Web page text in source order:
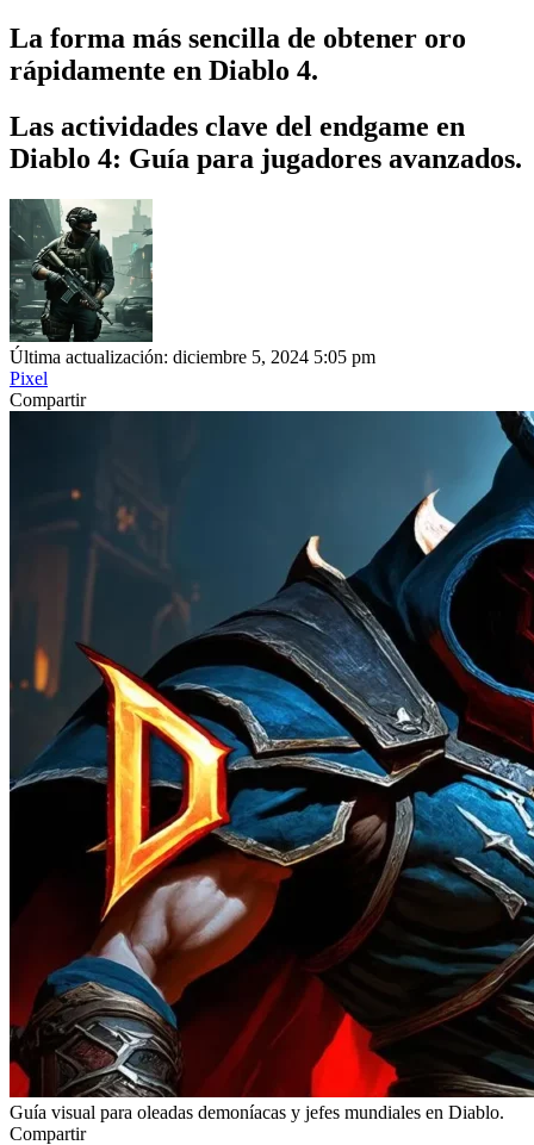
La forma más sencilla de obtener oro
rápidamente en Diablo 4.
Las actividades clave del endgame en
Diablo 4: Guía para jugadores avanzados.
Última actualización: diciembre 5, 2024 5:05 pm
Pixel
Compartir
Guía visual para oleadas demoníacas y jefes mundiales en Diablo.
Compartir